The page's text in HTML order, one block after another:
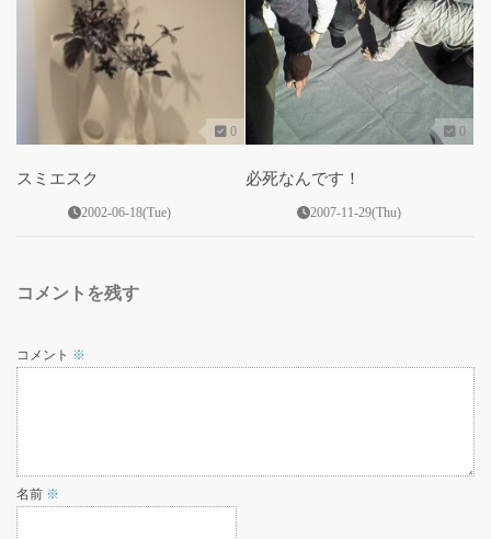
0
スミエスク
2002-06-18(Tue)
0
必死なんです！
2007-11-29(Thu)
コメントを残す
コメント ※
名前 ※